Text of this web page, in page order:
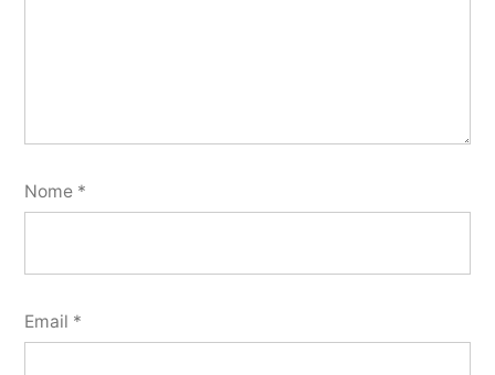
Nome *
Email *